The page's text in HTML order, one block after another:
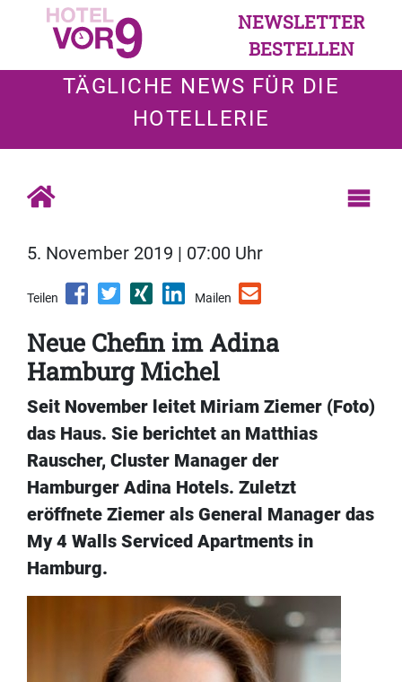
NEWSLETTER
BESTELLEN
TÄGLICHE NEWS FÜR DIE
HOTELLERIE
5. November 2019 | 07:00 Uhr
Teilen Mailen
Neue Chefin im Adina
Hamburg Michel
Seit November leitet Miriam Ziemer (Foto)
das Haus. Sie berichtet an Matthias
Rauscher, Cluster Manager der
Hamburger Adina Hotels. Zuletzt
eröffnete Ziemer als General Manager das
My 4 Walls Serviced Apartments in
Hamburg.